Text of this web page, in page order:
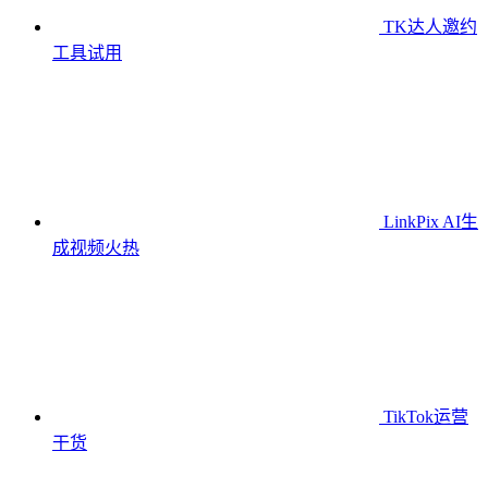
TK达人邀约
工具试用
LinkPix AI生
成视频火热
TikTok运营
干货